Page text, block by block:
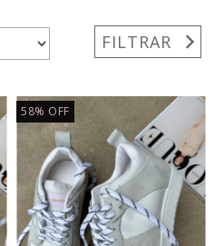
FILTRAR
58% OFF